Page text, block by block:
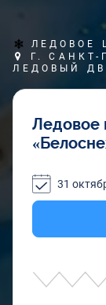
ЛЕДОВОЕ
Г. САНКТ-
ЛЕДОВЫЙ
Ледовое
31